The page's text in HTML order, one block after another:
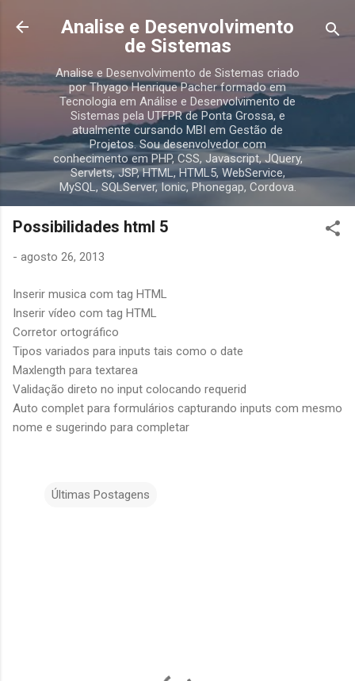
Pular para o conteúdo principal
Analise e Desenvolvimento
de Sistemas
Analise e Desenvolvimento de Sistemas criado
por Thyago Henrique Pacher formado em
Tecnologia em Análise e Desenvolvimento de
Sistemas pela UTFPR de Ponta Grossa, e
atualmente cursando MBI em Gestão de
Projetos. Sou desenvolvedor com
conhecimento em PHP, CSS, Javascript, JQuery,
Servlets, JSP, HTML, HTML5, WebService,
MySQL, SQLServer, Ionic, Phonegap, Cordova.
Possibilidades html 5
- agosto 26, 2013
Inserir musica com tag HTML
Inserir vídeo com tag HTML
Corretor ortográfico
Tipos variados para inputs tais como o date
Maxlength para textarea
Validação direto no input colocando requerid
Auto complet para formulários capturando inputs com mesmo
nome e sugerindo para completar
Últimas Postagens